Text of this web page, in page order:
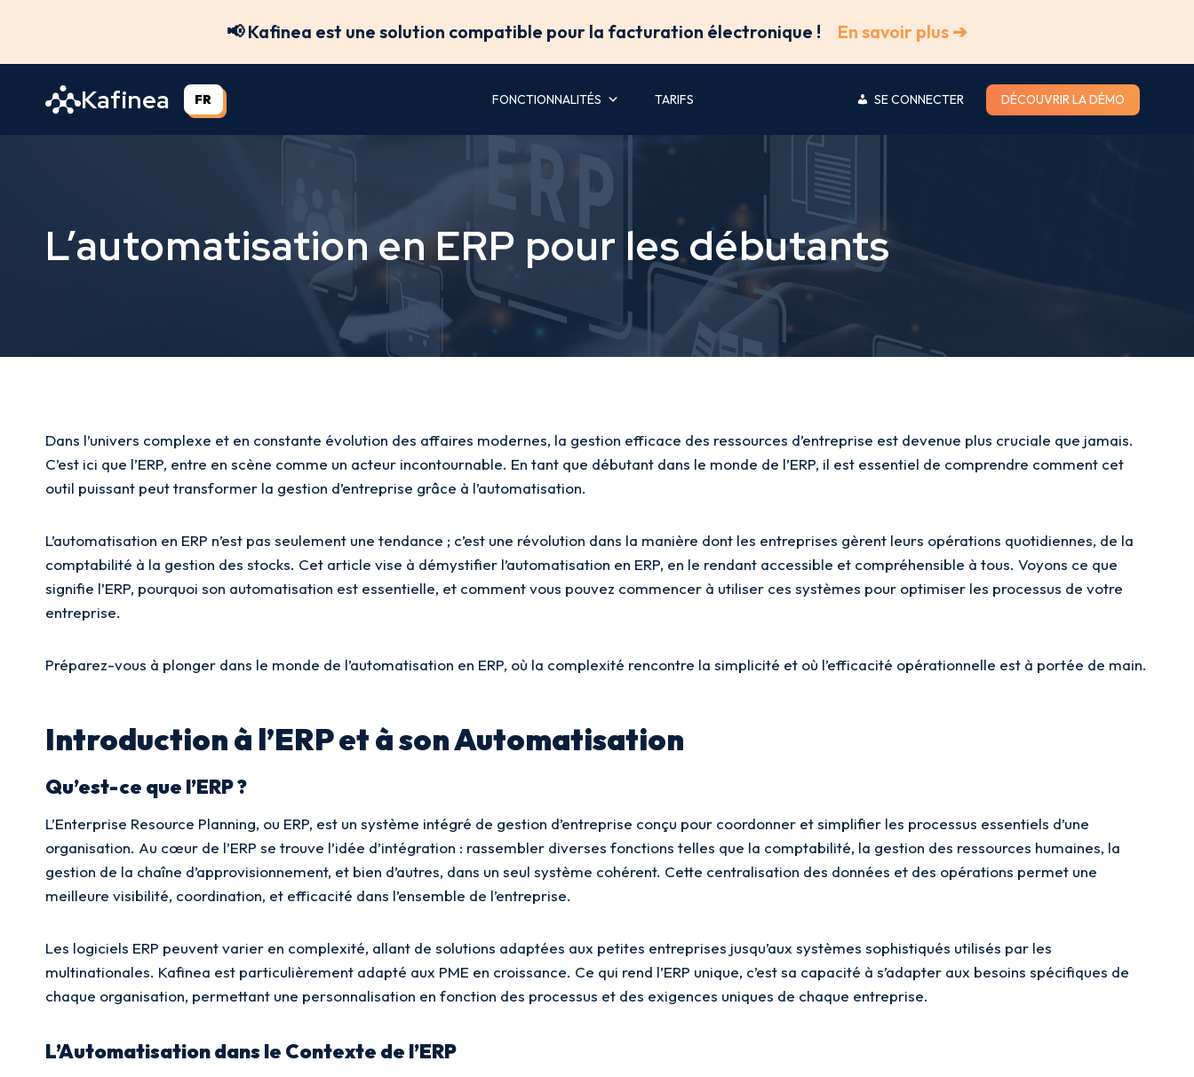
📢 Kafinea est une solution compatible pour la facturation électronique ! En savoir plus ➔
Kafinea FR FONCTIONNALITÉS TARIFS SE CONNECTER DÉCOUVRIR LA DÉMO
L’automatisation en ERP pour les débutants
Dans l’univers complexe et en constante évolution des affaires modernes, la gestion efficace des ressources d’entreprise est devenue plus cruciale que jamais.
C’est ici que l’ERP, entre en scène comme un acteur incontournable. En tant que débutant dans le monde de l’ERP, il est essentiel de comprendre comment cet
outil puissant peut transformer la gestion d’entreprise grâce à l’automatisation.
L’automatisation en ERP n’est pas seulement une tendance ; c’est une révolution dans la manière dont les entreprises gèrent leurs opérations quotidiennes, de la
comptabilité à la gestion des stocks. Cet article vise à démystifier l’automatisation en ERP, en le rendant accessible et compréhensible à tous. Voyons ce que
signifie l’ERP, pourquoi son automatisation est essentielle, et comment vous pouvez commencer à utiliser ces systèmes pour optimiser les processus de votre
entreprise.
Préparez-vous à plonger dans le monde de l’automatisation en ERP, où la complexité rencontre la simplicité et où l’efficacité opérationnelle est à portée de main.
Introduction à l’ERP et à son Automatisation
Qu’est-ce que l’ERP ?
L’Enterprise Resource Planning, ou ERP, est un système intégré de gestion d’entreprise conçu pour coordonner et simplifier les processus essentiels d’une
organisation. Au cœur de l’ERP se trouve l’idée d’intégration : rassembler diverses fonctions telles que la comptabilité, la gestion des ressources humaines, la
gestion de la chaîne d’approvisionnement, et bien d’autres, dans un seul système cohérent. Cette centralisation des données et des opérations permet une
meilleure visibilité, coordination, et efficacité dans l’ensemble de l’entreprise.
Les logiciels ERP peuvent varier en complexité, allant de solutions adaptées aux petites entreprises jusqu’aux systèmes sophistiqués utilisés par les
multinationales. Kafinea est particulièrement adapté aux PME en croissance. Ce qui rend l’ERP unique, c’est sa capacité à s’adapter aux besoins spécifiques de
chaque organisation, permettant une personnalisation en fonction des processus et des exigences uniques de chaque entreprise.
L’Automatisation dans le Contexte de l’ERP